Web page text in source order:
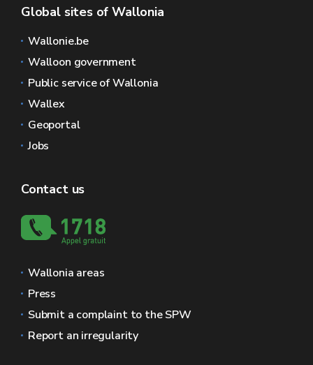
Global sites of Wallonia
Wallonie.be
Walloon government
Public service of Wallonia
Wallex
Geoportal
Jobs
Contact us
Wallonia areas
Press
Submit a complaint to the SPW
Report an irregularity